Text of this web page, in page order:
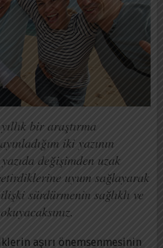
bir araştırma
iki yazının
değişimden uzak
uyum sağlayarak
sürdürmenin sağlıklı ve
aşırı önemsenmesinin